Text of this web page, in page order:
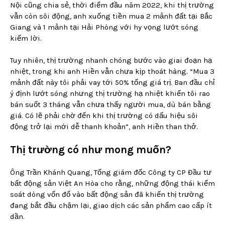
Nội cũng chia sẻ, thời điểm đầu năm 2022, khi thị trường
vẫn còn sôi động, anh xuống tiền mua 2 mảnh đất tại Bắc
Giang và 1 mảnh tại Hải Phòng với hy vọng lướt sóng
kiếm lời.
Tuy nhiên, thị trường nhanh chóng bước vào giai đoạn hạ
nhiệt, trong khi anh Hiền vẫn chưa kịp thoát hàng. “Mua 3
mảnh đất này tôi phải vay tới 50% tổng giá trị. Ban đầu chỉ
ý định lướt sóng nhưng thị trường hạ nhiệt khiến tôi rao
bán suốt 3 tháng vẫn chưa thấy người mua, dù bán bằng
giá. Có lẽ phải chờ đến khi thị trường có dấu hiệu sôi
động trở lại mới dễ thanh khoản”, anh Hiền than thở.
Thị trường có như mong muốn?
Ông Trần Khánh Quang, Tổng giám đốc Công ty CP Đầu tư
bất động sản Việt An Hòa cho rằng, những động thái kiểm
soát dòng vốn đổ vào bất động sản đã khiến thị trường
đang bắt đầu chậm lại, giao dịch các sản phẩm cao cấp ít
dần.